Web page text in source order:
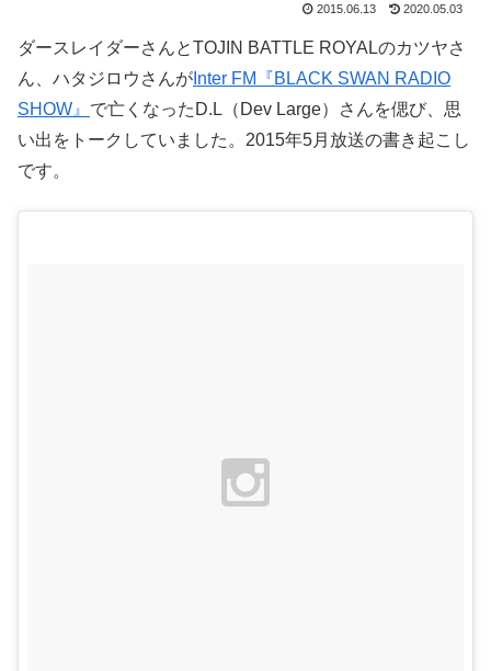
2015.06.13 2020.05.03
ダースレイダーさんとTOJIN BATTLE ROYALのカツヤさ
ん、ハタジロウさんが Inter FM『BLACK SWAN RADIO
SHOW』 で亡くなったD.L（Dev Large）さんを偲び、思
い出をトークしていました。2015年5月放送の書き起こし
です。